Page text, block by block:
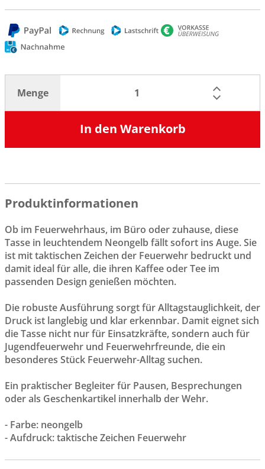
Menge
In den Warenkorb
Produktinformationen
Ob im Feuerwehrhaus, im Büro oder zuhause, diese
Tasse in leuchtendem Neongelb fällt sofort ins Auge. Sie
ist mit taktischen Zeichen der Feuerwehr bedruckt und
damit ideal für alle, die ihren Kaffee oder Tee im
passenden Design genießen möchten.
Die robuste Ausführung sorgt für Alltagstauglichkeit, der
Druck ist langlebig und klar erkennbar. Damit eignet sich
die Tasse nicht nur für Einsatzkräfte, sondern auch für
Jugendfeuerwehr und Feuerwehrfreunde, die ein
besonderes Stück Feuerwehr-Alltag suchen.
Ein praktischer Begleiter für Pausen, Besprechungen
oder als Geschenkartikel innerhalb der Wehr.
- Farbe: neongelb
- Aufdruck: taktische Zeichen Feuerwehr